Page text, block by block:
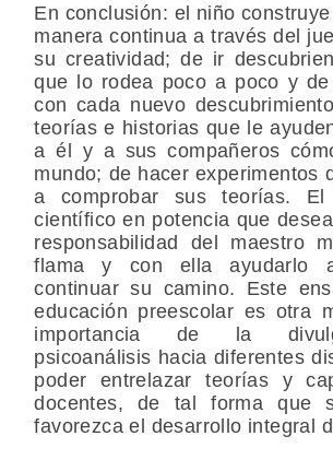
En conclusión: el niño
manera continua a través del
su creatividad; de ir
que lo rodea poco a poco y de
con cada nuevo
teorías e historias que le
a él y a sus compañeros
mundo; de hacer experimentos
a comprobar sus teorías.
científico en potencia que
responsabilidad del maestro
flama y con ella ayudarlo
continuar su camino. Este
educación preescolar es otra
importancia de la
psicoanálisis hacia diferentes
poder entrelazar teorías y
docentes, de tal forma que
favorezca el desarrollo integral